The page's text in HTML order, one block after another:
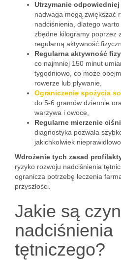
Utrzymanie odpowiedniej
nadwaga mogą zwiększać
nadciśnienia, dlatego
zbędne kilogramy poprzez
regularną aktywność
Regularna aktywność
co najmniej 150 minut
tygodniowo, co może
rowerze lub pływanie,
Ograniczenie spożycia
do 5-6 gramów dziennie
warzywa i owoce,
Regularne mierzenie
diagnostyka pozwala
jakichkolwiek
Wdrożenie tych zasad
ryzyko rozwoju nadciśnienia
ogranicza potrzebę leczenia
przyszłości.
Jakie są
nadciśnienia
tętniczego?